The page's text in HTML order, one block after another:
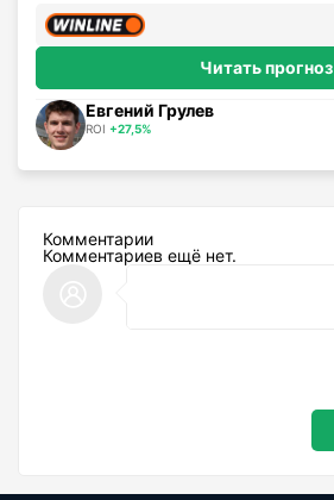
Читать прогноз
Евгений Грулев
ROI +27,5%
Комментарии
Комментариев ещё нет.